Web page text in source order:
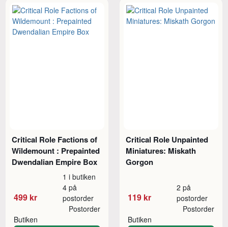
Critical Role Factions of
Wildemount : Prepainted
Dwendalian Empire Box
499 kr
1 i butiken
4 på
postorder
Butiken
Postorder
Critical Role Unpainted
Miniatures: Miskath
Gorgon
119 kr
2 på
postorder
Butiken
Postorder